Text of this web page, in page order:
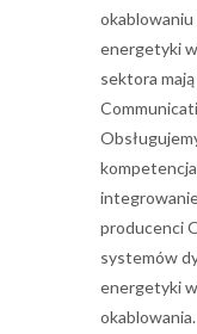
energetyki
sektora
producenci
systemów
energetyki
okablowania.